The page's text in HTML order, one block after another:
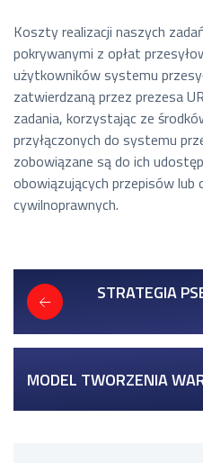
Koszty realizacji naszych
pokrywanymi z opłat
użytkowników systemu
zatwierdzaną przez prezesa
zadania, korzystając ze
przyłączonych do systemu
zobowiązane są do ich
obowiązujących przepisów lub
cywilnoprawnych.
STRATEGIA
MODEL TWORZENIA